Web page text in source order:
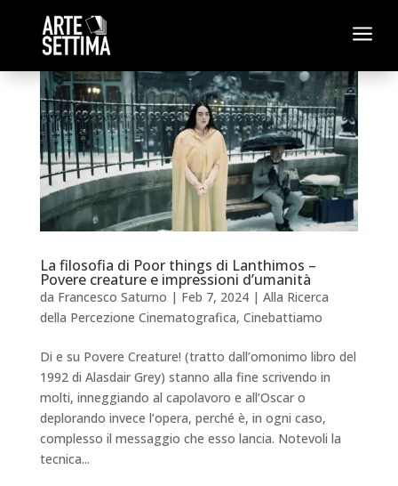
a
La filosofia di Poor things di Lanthimos –
Povere creature e impressioni d’umanità
da Francesco Saturno | Feb 7, 2024| Alla Ricerca
della Percezione Cinematografica, Cinebattiamo
Di e su Povere Creature! (tratto dall’omonimo libro del
1992 di Alasdair Grey) stanno alla fine scrivendo in
molti, inneggiando al capolavoro e all’Oscar o
deplorando invece l’opera, perché è, in ogni caso,
complesso il messaggio che esso lancia. Notevoli la
tecnica...